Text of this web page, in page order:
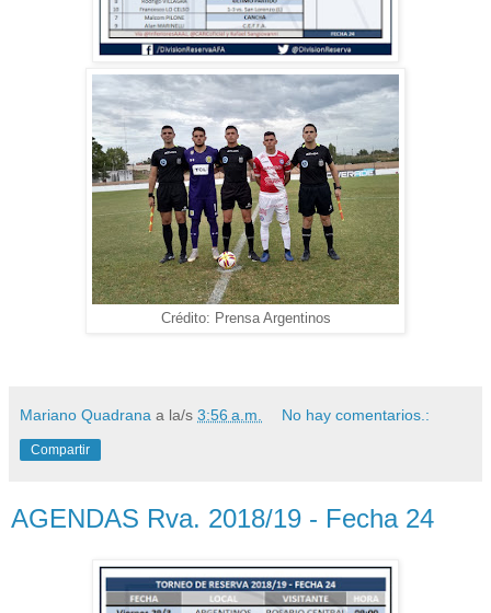
Crédito: Prensa Argentinos
Mariano Quadrana a la/s 3:56 a.m. No hay comentarios.:
Compartir
AGENDAS Rva. 2018/19 - Fecha 24